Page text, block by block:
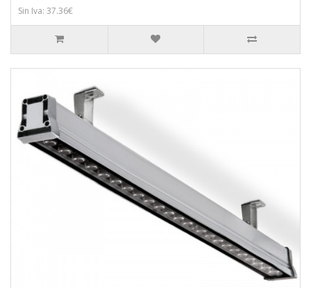
Sin Iva: 37.36€